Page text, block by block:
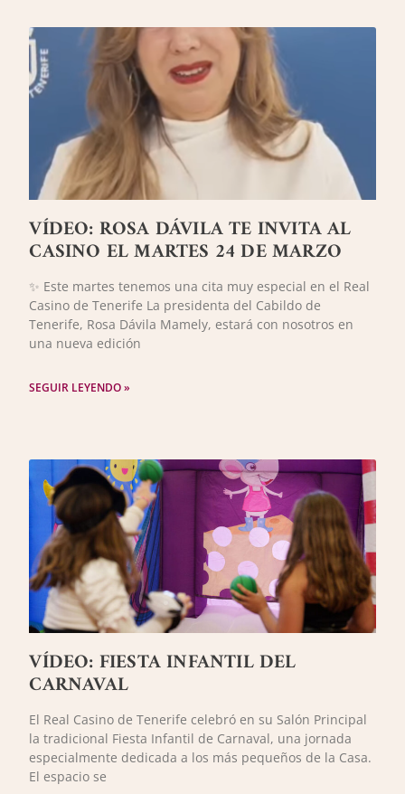
VÍDEO: ROSA DÁVILA TE INVITA AL
CASINO EL MARTES 24 DE MARZO
✨ Este martes tenemos una cita muy especial en el Real
Casino de Tenerife La presidenta del Cabildo de
Tenerife, Rosa Dávila Mamely, estará con nosotros en
una nueva edición
SEGUIR LEYENDO »
VÍDEO: FIESTA INFANTIL DEL
CARNAVAL
El Real Casino de Tenerife celebró en su Salón Principal
la tradicional Fiesta Infantil de Carnaval, una jornada
especialmente dedicada a los más pequeños de la Casa.
El espacio se